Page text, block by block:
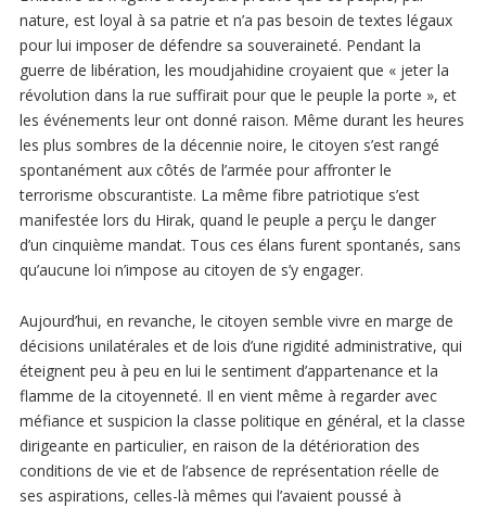
nature, est loyal à sa patrie et n’a pas besoin de textes légaux
pour lui imposer de défendre sa souveraineté. Pendant la
guerre de libération, les moudjahidine croyaient que « jeter la
révolution dans la rue suffirait pour que le peuple la porte », et
les événements leur ont donné raison. Même durant les heures
les plus sombres de la décennie noire, le citoyen s’est rangé
spontanément aux côtés de l’armée pour affronter le
terrorisme obscurantiste. La même fibre patriotique s’est
manifestée lors du Hirak, quand le peuple a perçu le danger
d’un cinquième mandat. Tous ces élans furent spontanés, sans
qu’aucune loi n’impose au citoyen de s’y engager.
Aujourd’hui, en revanche, le citoyen semble vivre en marge de
décisions unilatérales et de lois d’une rigidité administrative, qui
éteignent peu à peu en lui le sentiment d’appartenance et la
flamme de la citoyenneté. Il en vient même à regarder avec
méfiance et suspicion la classe politique en général, et la classe
dirigeante en particulier, en raison de la détérioration des
conditions de vie et de l’absence de représentation réelle de
ses aspirations, celles-là mêmes qui l’avaient poussé à